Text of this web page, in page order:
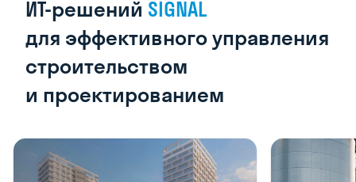
ИТ-решений SIGNAL
для эффективногоуправления
строительством
и проектированием